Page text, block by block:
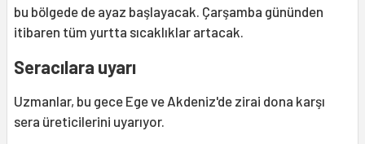
bu bölgede de ayaz başlayacak. Çarşamba gününden
itibaren tüm yurtta sıcaklıklar artacak.
Seracılara uyarı
Uzmanlar, bu gece Ege ve Akdeniz'de zirai dona karşı
sera üreticilerini uyarıyor.